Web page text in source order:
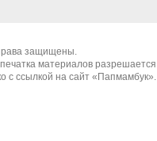
защищены.
материалов разрешается
с ссылкой на сайт «Папмамбук».